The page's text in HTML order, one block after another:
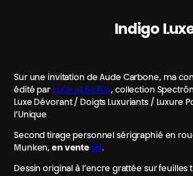
Indigo
Sur une invitation de Aude Carbone, ma
édité par EpOx et BoTOx, collection
Luxe Dévorant / Doigts Luxuriants / Luxure
l’Unique
Second tirage personnel sérigraphié en
Munken,en vente ici.
Dessin original à l’encre grattée sur feuilles